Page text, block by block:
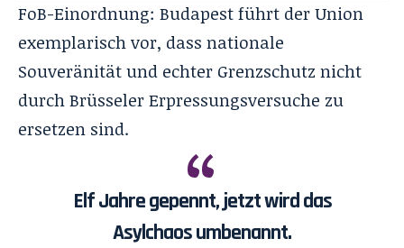
FoB-Einordnung: Budapest führt der Union
exemplarisch vor, dass nationale
Souveränität und echter Grenzschutz nicht
durch Brüsseler Erpressungsversuche zu
ersetzen sind.
Elf Jahre gepennt, jetzt wird das
Asylchaos umbenannt.